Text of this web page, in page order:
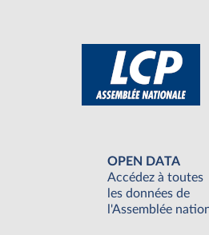
OPEN DATA
Accédez à toutes
les données de
l'Assemblée